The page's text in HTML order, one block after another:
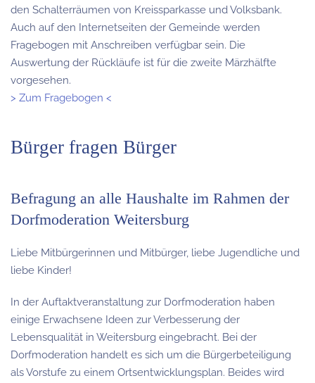
den Schalterräumen von Kreissparkasse und Volksbank.
Auch auf den Internetseiten der Gemeinde werden
Fragebogen mit Anschreiben verfügbar sein. Die
Auswertung der Rückläufe ist für die zweite Märzhälfte
vorgesehen.
> Zum Fragebogen <
Bürger fragen Bürger
Befragung an alle Haushalte im Rahmen der
Dorfmoderation Weitersburg
Liebe Mitbürgerinnen und Mitbürger, liebe Jugendliche und
liebe Kinder!
In der Auftaktveranstaltung zur Dorfmoderation haben
einige Erwachsene Ideen zur Verbesserung der
Lebensqualität in Weitersburg eingebracht. Bei der
Dorfmoderation handelt es sich um die Bürgerbeteiligung
als Vorstufe zu einem Ortsentwicklungsplan. Beides wird